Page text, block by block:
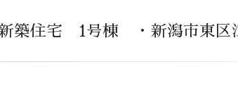
新築住宅 1号棟 ・新潟市東